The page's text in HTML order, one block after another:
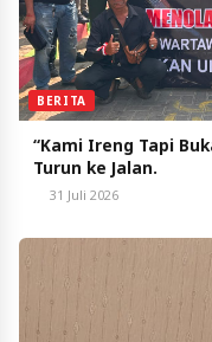
BERITA
“Kami Ireng Tapi
Turun ke Jalan.
31 Juli 2026